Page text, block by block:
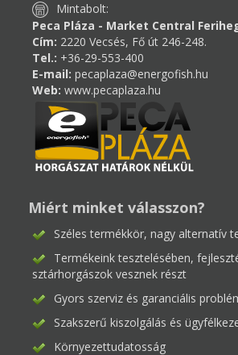
Mintabolt:
Peca Pláza - Market Central
Cím: 2220 Vecsés, Fő út 246-248.
Tel.: +36-29-553-400
E-mail: pecaplaza@energofish.hu
Web: www.pecaplaza.hu
Miért minket válasszon?
Széles termékkör, nagy alternatív
Termékeink tesztelésében,
sztárhorgászok vesznek részt
Gyors szerviz és garanciális
Szakszerű kiszolgálás és
Környezettudatosság